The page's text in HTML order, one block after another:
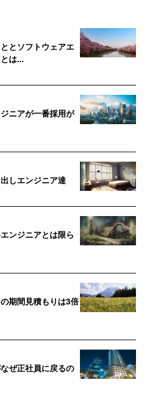
とソフトウェアエ
は...
ニアが一番採用が
しエンジニア達
ンジニアとは限ら
期間見積もりは3倍
ぜ正社員に戻るの